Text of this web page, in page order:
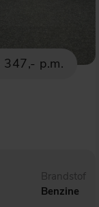
347,- p.m.
Brandstof
Benzine